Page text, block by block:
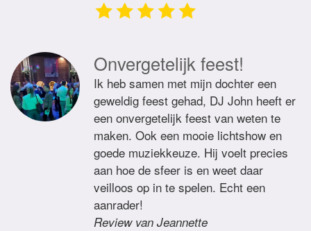
Onvergetelijk feest!
Ik heb samen met mijn dochter een
geweldig feest gehad, DJ John heeft er
een onvergetelijk feest van weten te
maken. Ook een mooie lichtshow en
goede muziekkeuze. Hij voelt precies
aan hoe de sfeer is en weet daar
veilloos op in te spelen. Echt een
aanrader!
Review van Jeannette